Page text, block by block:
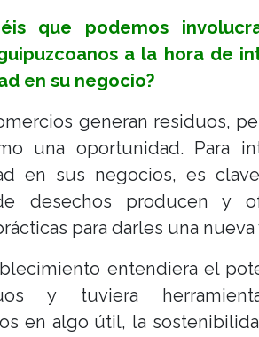
que podemos
a la hora de
en su negocio?
generan residuos,
una oportunidad. Para
en sus negocios, es
desechos producen y
para darles una nueva
entendiera el
y tuviera
en algo útil, la